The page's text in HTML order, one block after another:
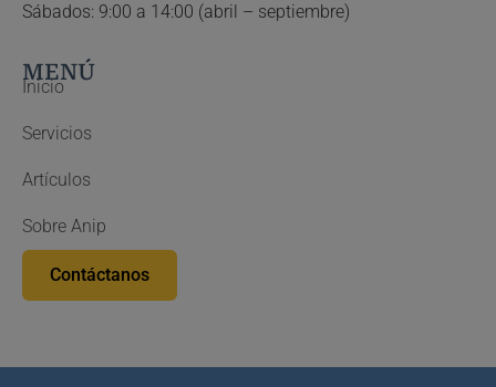
Sábados: 9:00 a 14:00 (abril – septiembre)
MENÚ
Inicio
Servicios
Artículos
Sobre Anip
Contáctanos